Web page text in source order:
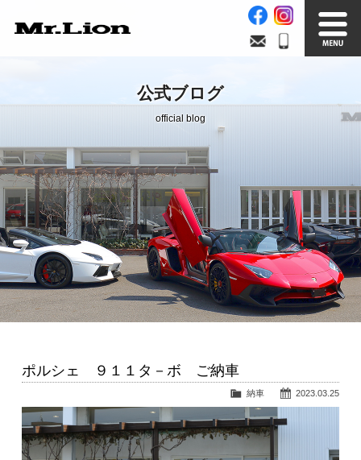
在庫車情報 買取無料査定
Factory
自社工場 サービス案内
Official Blog
公式ブログ
Company info.
会社案内
公式ブログ
official blog
ポルシェ ９１１タ－ボ ご納車
2023.03.25
納車